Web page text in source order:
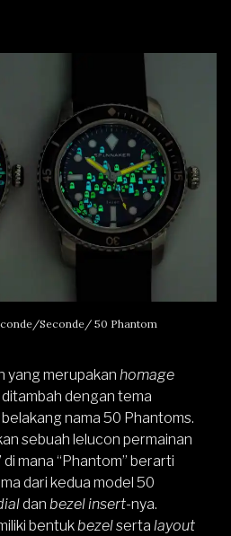
Seconde/ 50 Phantom
yang merupakan homage
dengan tema
nama 50 Phantoms.
sebuah lelucon permainan
mana “Phantom” berarti
dari kedua model 50
dan bezelinsert-nya.
bentukbezelserta layout